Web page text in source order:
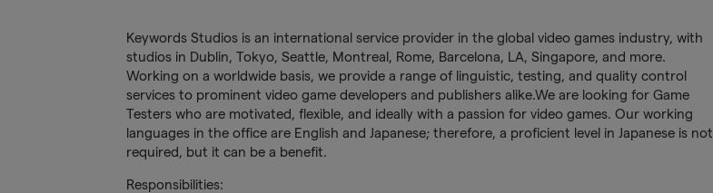
Keywords Studios is an international service provider in the global video games industry, with
studios in Dublin, Tokyo, Seattle, Montreal, Rome, Barcelona, LA, Singapore, and more.
Working on a worldwide basis, we provide a range of linguistic, testing, and quality control
services to prominent video game developers and publishers alike.We are looking for Game
Testers who are motivated, flexible, and ideally with a passion for video games. Our working
languages in the office are English and Japanese; therefore, a proficient level in Japanese is not
required, but it can be a benefit.
Responsibilities: